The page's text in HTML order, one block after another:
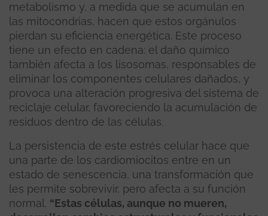
metabolismo y, a medida que se acumulan en
las mitocondrias, hacen que estos orgánulos
pierdan su eficiencia energética. Este proceso
tiene un efecto en cadena: el daño químico
también afecta a los lisosomas, responsables de
eliminar los componentes celulares dañados, y
provoca una alteración progresiva del sistema de
reciclaje celular, favoreciendo la acumulación de
residuos dentro de las células.
La persistencia de este estrés celular hace que
una parte de los cardiomiocitos entre en un
estado de senescencia, una transformación que
les permite sobrevivir, pero afecta a su función
normal. “Estas células, aunque no mueren,